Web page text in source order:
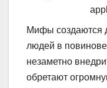
Мифы создаются
людей в
незаметно
обретают